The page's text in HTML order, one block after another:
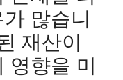
많습니
재산이
영향을 미